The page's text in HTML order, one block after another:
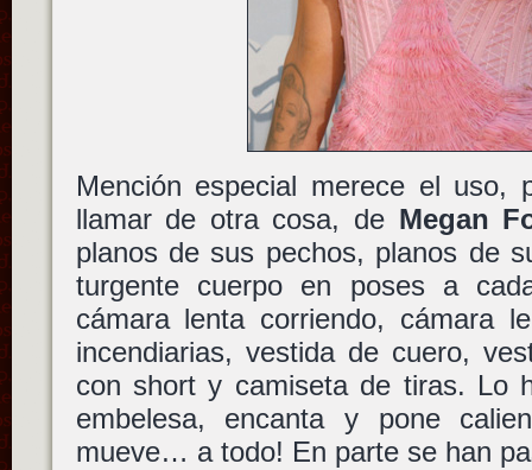
Mención especial merece el uso,
llamar de otra cosa, de Megan
planos de sus pechos, planos de
turgente cuerpo en poses a
cámara lenta corriendo, cámara
incendiarias, vestida de cuero,
con short y camiseta de tiras. Lo
embelesa, encanta y pone
mueve… a todo! En parte se han